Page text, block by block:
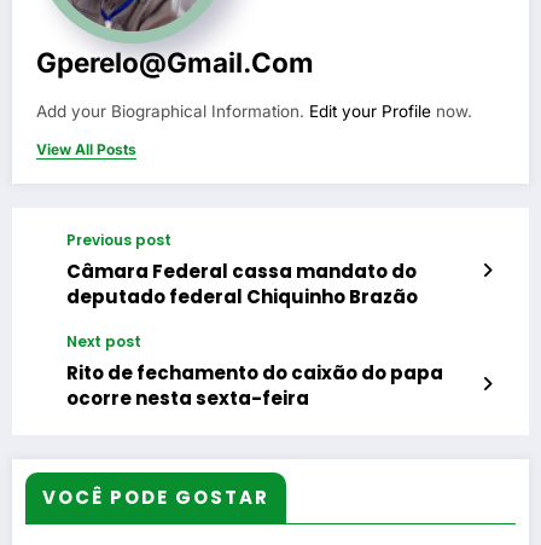
Gperelo@gmail.com
Add your Biographical Information. Edit your Profile now.
View All Posts
Previous post
Câmara Federal cassa mandato do
deputado federal Chiquinho Brazão
Next post
Rito de fechamento do caixão do papa
ocorre nesta sexta-feira
VOCÊ PODE GOSTAR